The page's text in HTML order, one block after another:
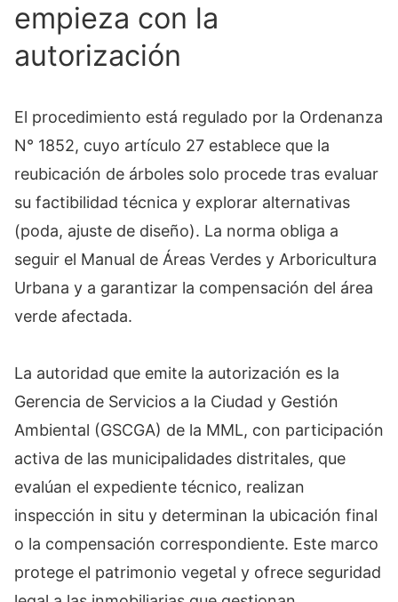
empieza con la
autorización
El procedimiento está regulado por la Ordenanza
N° 1852, cuyo artículo 27 establece que la
reubicación de árboles solo procede tras evaluar
su factibilidad técnica y explorar alternativas
(poda, ajuste de diseño). La norma obliga a
seguir el Manual de Áreas Verdes y Arboricultura
Urbana y a garantizar la compensación del área
verde afectada.
La autoridad que emite la autorización es la
Gerencia de Servicios a la Ciudad y Gestión
Ambiental (GSCGA) de la MML, con participación
activa de las municipalidades distritales, que
evalúan el expediente técnico, realizan
inspección in situ y determinan la ubicación final
o la compensación correspondiente. Este marco
protege el patrimonio vegetal y ofrece seguridad